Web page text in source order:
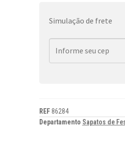
Simulação de frete
REF 86284
Departamento Sapatos de